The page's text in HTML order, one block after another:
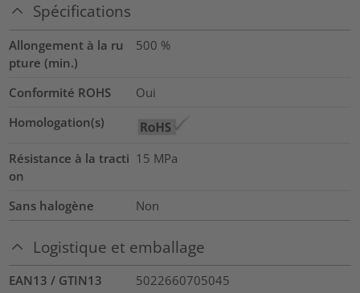
Spécifications
Allongement à la ru
pture (min.)
500 %
Conformité ROHS
Oui
Homologation(s)
Résistance à la tracti
on
15 MPa
Sans halogène Non
Logistique et emballage
EAN13 / GTIN13
5022660705045